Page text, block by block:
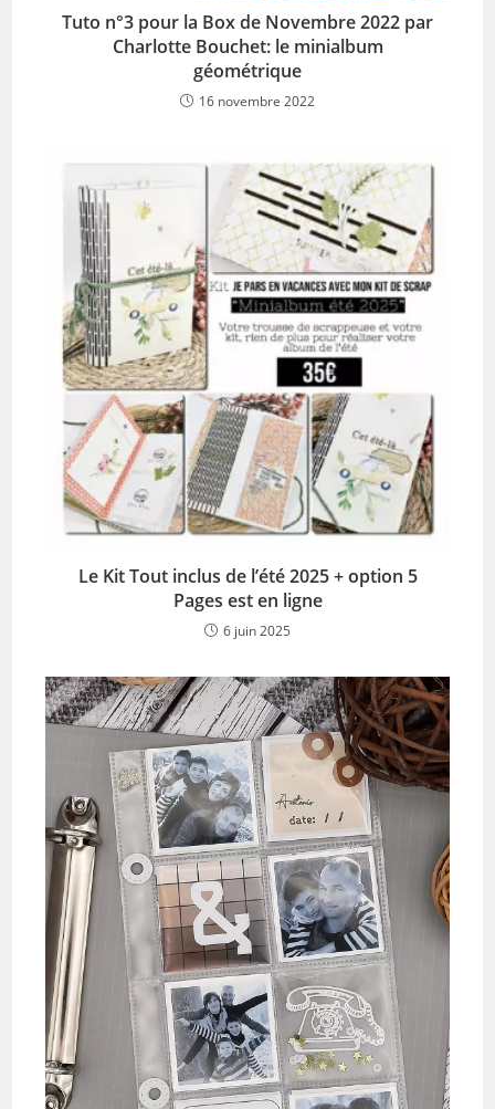
Tuto n°3 pour la Box de Novembre 2022 par
Charlotte Bouchet: le minialbum
géométrique
16 novembre 2022
Le Kit Tout inclus de l’été 2025 + option 5
Pages est en ligne
6 juin 2025